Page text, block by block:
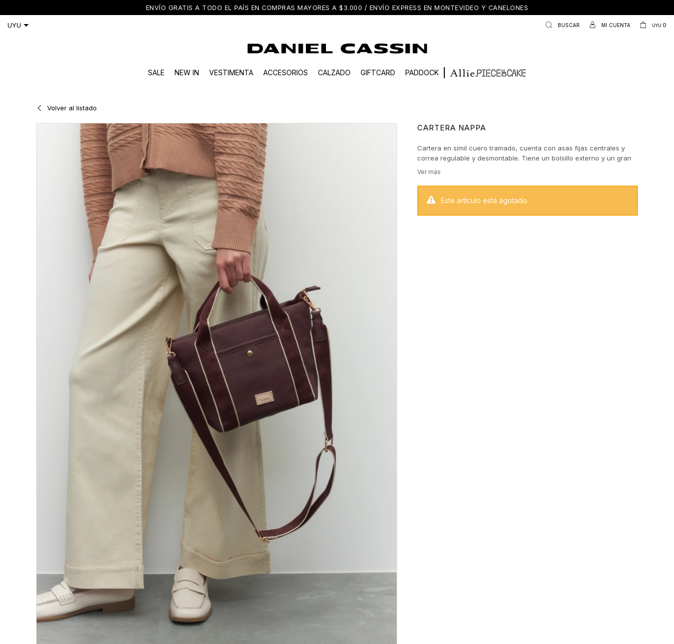
ENVÍO GRATIS A TODO EL PAÍS EN COMPRAS MAYORES A $3.000 / ENVÍO EXPRESS EN MONTEVIDEO Y CANELONES
SALE NEW IN VESTIMENTA ACCESORIOS CALZADO GIFTCARD PADDOCK
UYU 0
Volver al listado
CARTERA NAPPA
Cartera en símil cuero tramado, cuenta con asas fijas centrales y
correa regulable y desmontable. Tiene un bolsillo externo y un gran
compartimiento intero con un bolsillo con cierre adicional. Mide 30cm
Este artículo está agotado.